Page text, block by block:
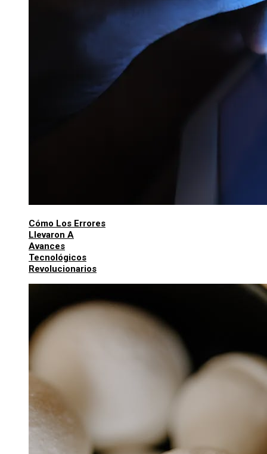
Cómo Los Errores
Llevaron A
Avances
Tecnológicos
Revolucionarios